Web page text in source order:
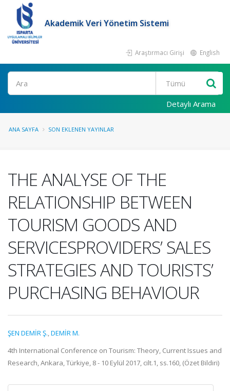
Akademik Veri Yönetim Sistemi
Araştırmacı Girişi English
Ara
Detaylı Arama
ANA SAYFA SON EKLENEN YAYINLAR
THE ANALYSE OF THE
RELATIONSHIP BETWEEN
TOURISM GOODS AND
SERVICESPROVIDERS’ SALES
STRATEGIES AND TOURISTS’
PURCHASING BEHAVIOUR
ŞEN DEMİR Ş.,DEMİR M.
4th International Conference on Tourism: Theory, Current Issues and
Research, Ankara, Türkiye, 8 - 10 Eylül 2017, cilt.1, ss.160, (Özet Bildiri)